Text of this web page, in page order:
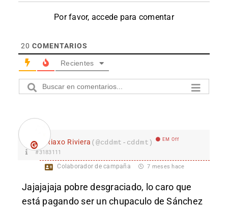
Por favor, accede para comentar
20 COMENTARIOS
Recientes
Riaxo Riviera (@cddmt-cddmt) EM Off
#3183111
Colaborador de campaña 7 meses hace
Jajajajaja pobre desgraciado, lo caro que
está pagando ser un chupaculo de Sánchez